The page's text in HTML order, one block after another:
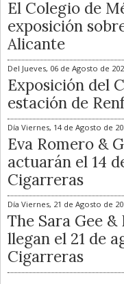
El Colegio de
exposición
Alicante
Del Jueves, 06 de Agosto de
Exposición del
estación de
Día Viernes, 14 de Agosto de
Eva Romero &
actuarán el 14
Cigarreras
Día Viernes, 21 de Agosto de
The Sara Gee &
llegan el 21 de
Cigarreras